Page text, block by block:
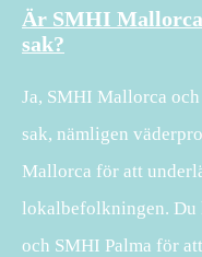
Är SMHI
sak?
Ja, SMHI Mallorca
sak, nämligen
Mallorca för att
lokalbefolkningen. Du
och SMHI Palma för